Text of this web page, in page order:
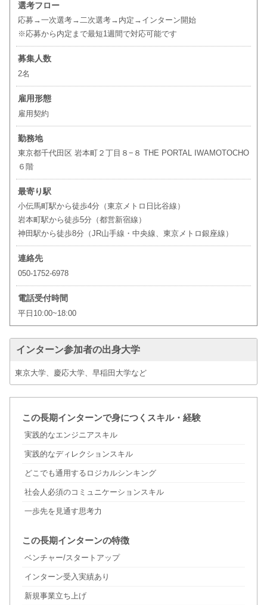
選考フロー
応募→一次選考→二次選考→内定→インターン開始
※応募から内定まで最短1週間で対応可能です
募集人数
2名
雇用形態
雇用契約
勤務地
東京都千代田区 岩本町２丁目８−８ THE PORTAL IWAMOTOCHO
６階
最寄り駅
小伝馬町駅から徒歩4分（東京メトロ日比谷線）
岩本町駅から徒歩5分（都営新宿線）
神田駅から徒歩8分（JR山手線・中央線、東京メトロ銀座線）
連絡先
050-1752-6978
電話受付時間
平日10:00~18:00
インターン参加者の出身大学
東京大学、慶応大学、早稲田大学など
この長期インターンで身につくスキル・経験
実践的なエンジニアスキル
実践的なディレクションスキル
どこでも通用するロジカルシンキング
社会人必須のコミュニケーションスキル
一歩先を見通す思考力
この長期インターンの特徴
ベンチャー/スタートアップ
インターン受入実績あり
新規事業立ち上げ